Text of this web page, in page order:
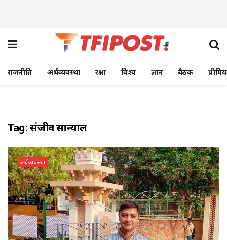
राजनीति अर्थव्यवस्था रक्षा विश्व ज्ञान बैठक
Tag:संजीव सान्याल
अर्थव्यवस्था